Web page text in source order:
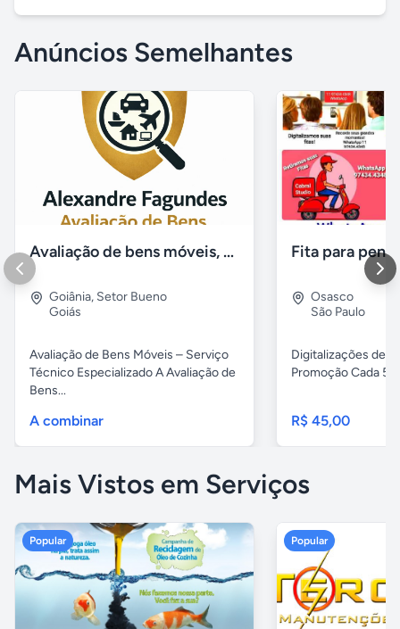
Anúncios Semelhantes
Avaliação de bens móveis, Avaliação patrimônial
Goiânia, Setor Bueno
Goiás
Avaliação de Bens Móveis – Serviço
Técnico Especializado A Avaliação de
Bens...
A combinar
Osasco
São Paulo
Digitalizações de
Promoção Cada 5
R$ 45,00
Mais Vistos em Serviços
Popular Popular